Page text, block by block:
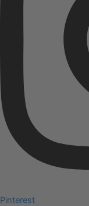
Pinterest